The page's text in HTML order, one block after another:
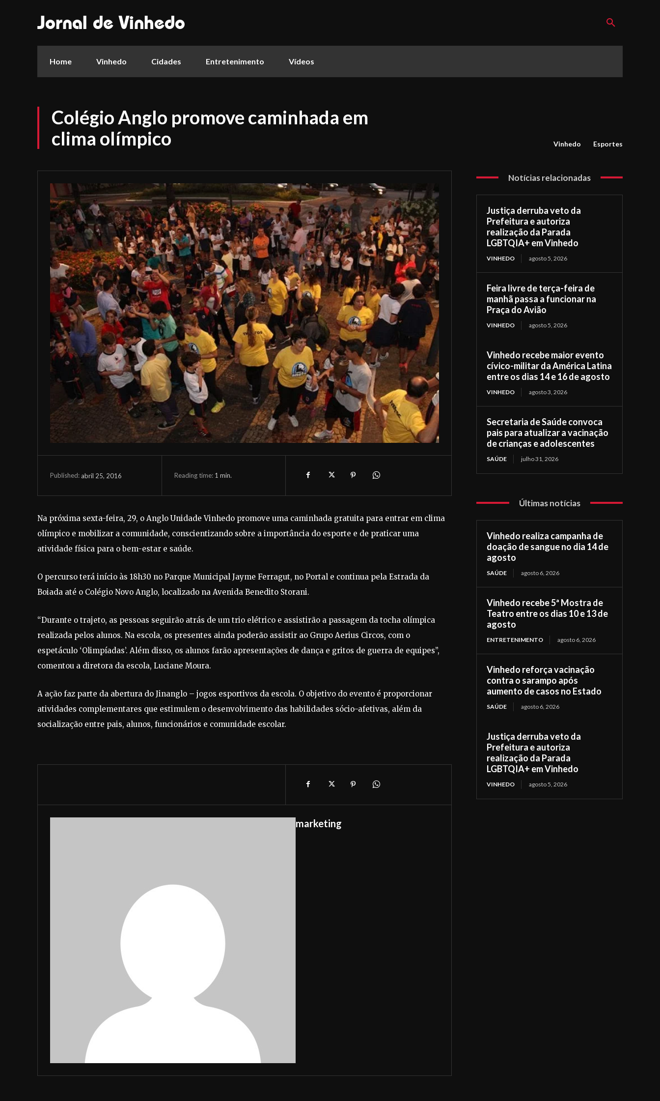
Jornal de Vinhedo
Home Vinhedo Cidades Entretenimento Vídeos
Colégio Anglo promove caminhada em
clima olímpico
Vinhedo Esportes
Published: abril 25, 2016 Reading time: 1 min.
Na próxima sexta-feira, 29, o Anglo Unidade Vinhedo promove uma caminhada gratuita para entrar em clima
olímpico e mobilizar a comunidade, conscientizando sobre a importância do esporte e de praticar uma
atividade física para o bem-estar e saúde.
O percurso terá início às 18h30 no Parque Municipal Jayme Ferragut, no Portal e continua pela Estrada da
Boiada até o Colégio Novo Anglo, localizado na Avenida Benedito Storani.
“Durante o trajeto, as pessoas seguirão atrás de um trio elétrico e assistirão a passagem da tocha olímpica
realizada pelos alunos. Na escola, os presentes ainda poderão assistir ao Grupo Aerius Circos, com o
espetáculo ‘Olimpíadas’. Além disso, os alunos farão apresentações de dança e gritos de guerra de equipes”,
comentou a diretora da escola, Luciane Moura.
A ação faz parte da abertura do Jinanglo – jogos esportivos da escola. O objetivo do evento é proporcionar
atividades complementares que estimulem o desenvolvimento das habilidades sócio-afetivas, além da
socialização entre pais, alunos, funcionários e comunidade escolar.
marketing
Notícias relacionadas
Justiça derruba veto da
Prefeitura e autoriza
realização da Parada
LGBTQIA+ em Vinhedo
VINHEDO agosto 5, 2026
Feira livre de terça-feira de
manhã passa a funcionar na
Praça do Avião
VINHEDO agosto 5, 2026
Vinhedo recebe maior evento
cívico-militar da América Latina
entre os dias 14 e 16 de agosto
VINHEDO agosto 3, 2026
Secretaria de Saúde convoca
pais para atualizar a vacinação
de crianças e adolescentes
SAÚDE julho 31, 2026
Últimas notícias
Vinhedo realiza campanha de
doação de sangue no dia 14 de
agosto
SAÚDE agosto 6, 2026
Vinhedo recebe 5ª Mostra de
Teatro entre os dias 10 e 13 de
agosto
ENTRETENIMENTO agosto 6, 2026
Vinhedo reforça vacinação
contra o sarampo após
aumento de casos no Estado
SAÚDE agosto 6, 2026
Justiça derruba veto da
Prefeitura e autoriza
realização da Parada
LGBTQIA+ em Vinhedo
VINHEDO agosto 5, 2026